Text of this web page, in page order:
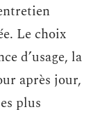
Le choix
d’usage, la
après jour,
plus